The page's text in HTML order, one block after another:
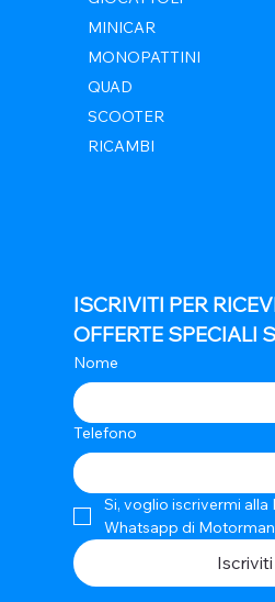
MINICAR
MONOPATTINI
QUAD
SCOOTER
RICAMBI
ISCRIVITI PER
OFFERTE SPECIALI
Nome
Telefono
Si, voglio iscrivermi alla
Whatsapp di
Iscriviti